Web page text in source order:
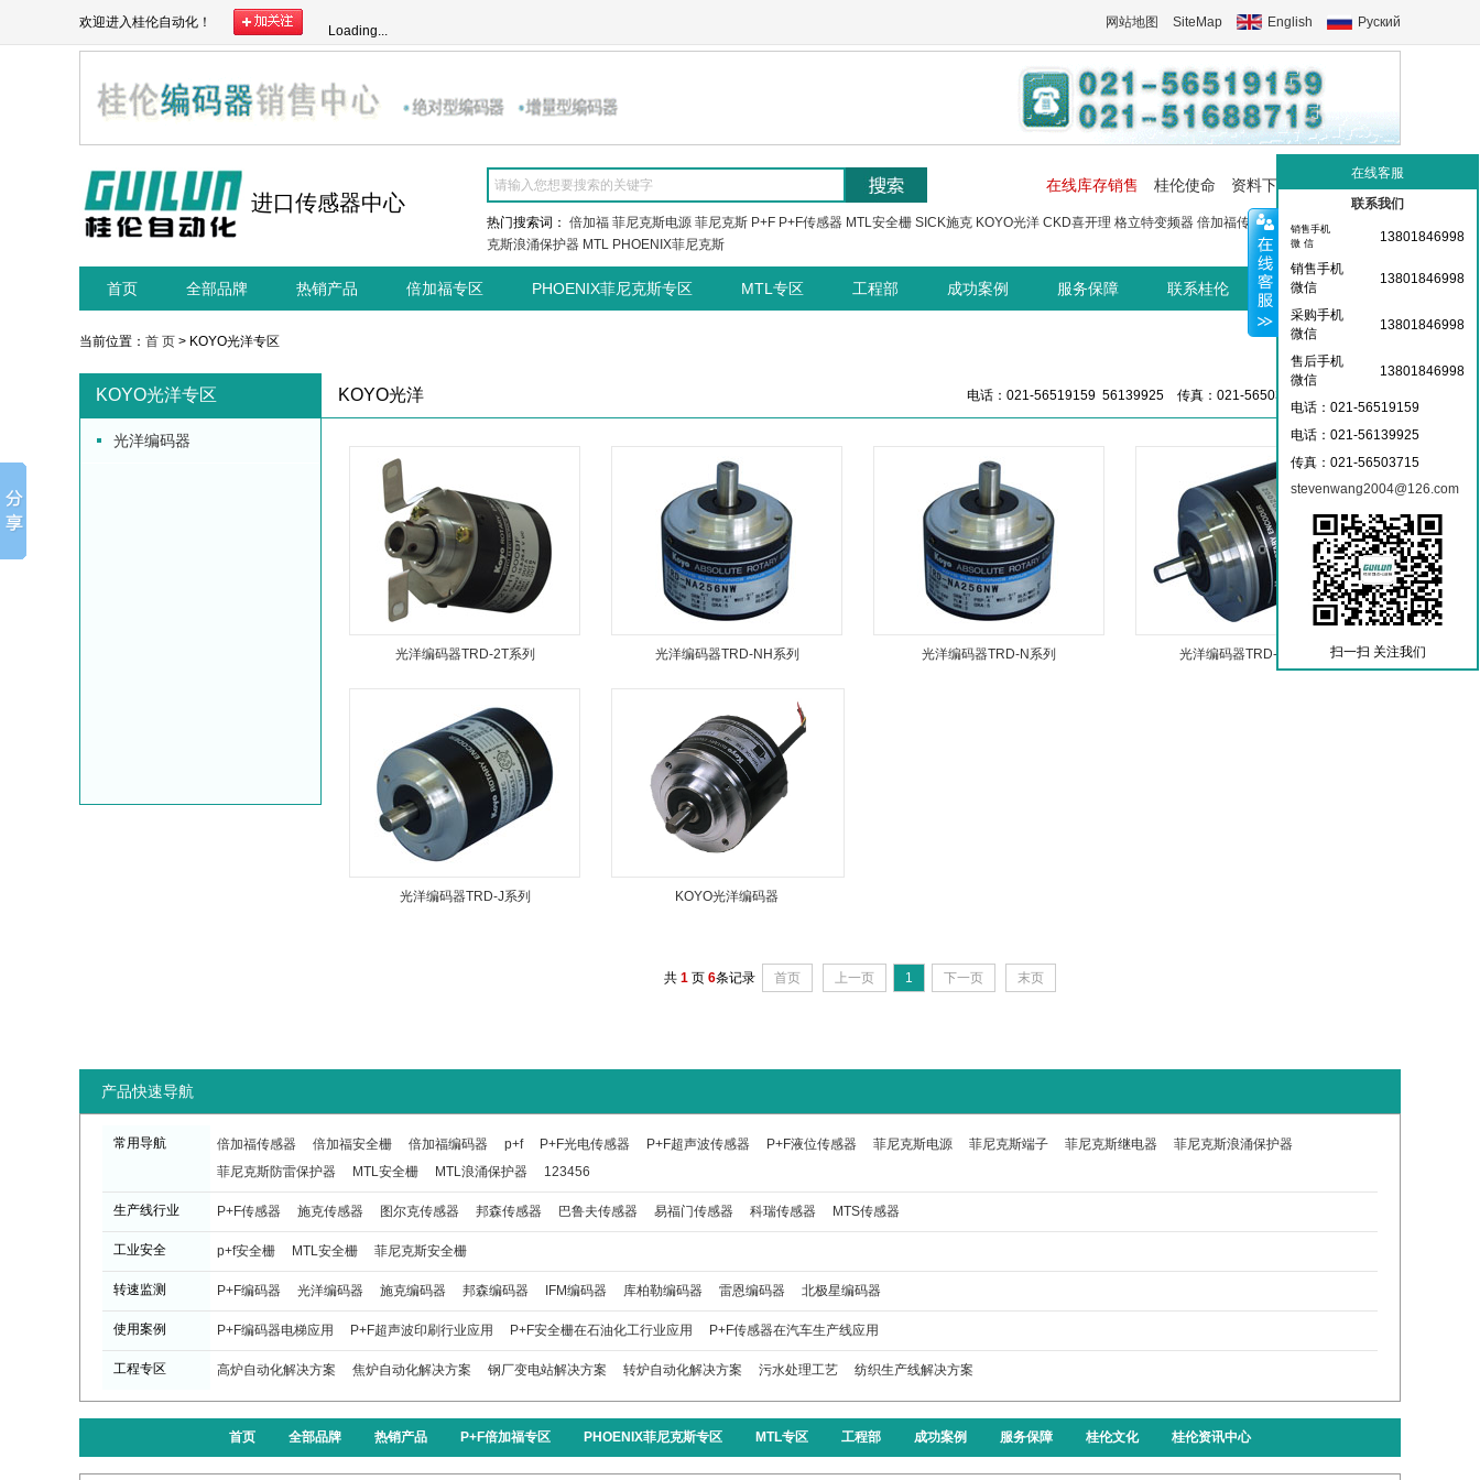
欢迎进入桂伦自动化！
Loading...
网站地图 SiteMap English Руский
进口传感器中心
在线库存销售 桂伦使命 资料下载 工控交流中心
热门搜索词： 倍加福 菲尼克斯电源 菲尼克斯 P+F P+F传感器 MTL安全栅 SICK施克 KOYO光洋 CKD喜开理 格立特变频器 倍加福传感器 菲尼克斯端子
克斯浪涌保护器 MTL PHOENIX菲尼克斯
首页 全部品牌 热销产品 倍加福专区 PHOENIX菲尼克斯专区 MTL专区 工程部 成功案例 服务保障 联系桂伦 桂伦资讯中心
当前位置： 首 页 > KOYO光洋专区
KOYO光洋专区
光洋编码器
KOYO光洋 电话：021-56519159 56139925 传真：021-56503715 36359826
光洋编码器TRD-2T系列 光洋编码器TRD-NH系列 光洋编码器TRD-N系列 光洋编码器TRD-GK系列
光洋编码器TRD-J系列 KOYO光洋编码器
共 1页 6条记录 首页 上一页 1 下一页 末页
产品快速导航
常用导航 倍加福传感器 倍加福安全栅 倍加福编码器 p+f P+F光电传感器 P+F超声波传感器 P+F液位传感器 菲尼克斯电源 菲尼克斯端子 菲尼克斯继电器
菲尼克斯浪涌保护器
菲尼克斯防雷保护器
MTL安全栅 MTL浪涌保护器 123456
生产线行业 P+F传感器 施克传感器 图尔克传感器 邦森传感器 巴鲁夫传感器 易福门传感器 科瑞传感器 MTS传感器
工业安全 p+f安全栅 MTL安全栅 菲尼克斯安全栅
转速监测 P+F编码器 光洋编码器 施克编码器 邦森编码器 IFM编码器 库柏勒编码器 雷恩编码器 北极星编码器
使用案例 P+F编码器电梯应用 P+F超声波印刷行业应用 P+F安全栅在石油化工行业应用 P+F传感器在汽车生产线应用
工程专区 高炉自动化解决方案 焦炉自动化解决方案 钢厂变电站解决方案 转炉自动化解决方案 污水处理工艺 纺织生产线解决方案
首页 全部品牌 热销产品 P+F倍加福专区 PHOENIX菲尼克斯专区 MTL专区 工程部 成功案例 服务保障 桂伦文化 桂伦资讯中心
在线客服
联系我们
销售手机
微 信
13801846998
销售手机
微信
13801846998
采购手机
微信
13801846998
售后手机
微信
13801846998
电话：021-56519159
电话：021-56139925
传真：021-56503715
stevenwang2004@126.com
扫一扫 关注我们